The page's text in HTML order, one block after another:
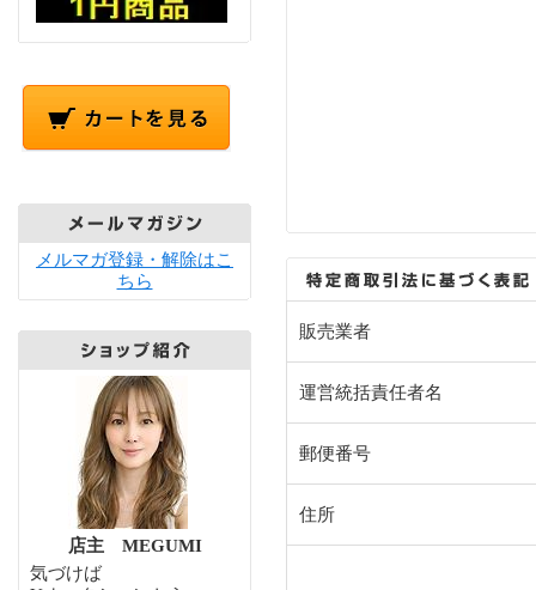
メルマガ登録・解除はこ
ちら
店主 MEGUMI
気づけば
販売業者
運営統括責任者名
郵便番号
住所